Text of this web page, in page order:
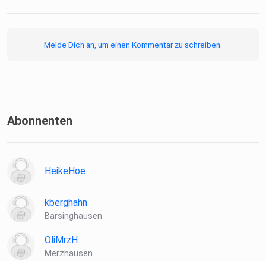
Sie möchten den SPIEGEL mitgestalten? Registrieren Sie
Informationen zu unserer Datenschutzerklärung.
Melde Dich an, um einen Kommentar zu schreiben.
Abonnenten
HeikeHoe
kberghahn
Barsinghausen
OliMrzH
Merzhausen